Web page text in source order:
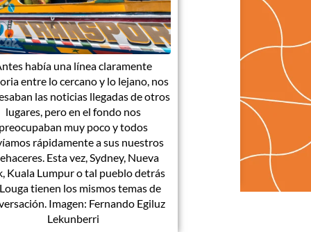
había una línea claramente
entre lo cercano y lo lejano, nos
las noticias llegadas de otros
lugares, pero en el fondo nos
preocupaban muy poco y todos
rápidamente a sus nuestros
Esta vez, Sydney, Nueva
Kuala Lumpur o tal pueblo detrás
tienen los mismos temas de
Imagen: Fernando Egiluz
Lekunberri